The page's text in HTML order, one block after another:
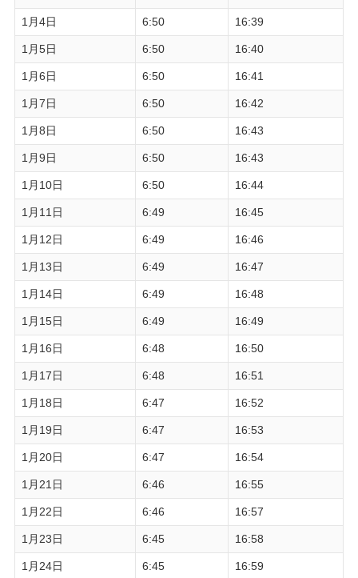
1月4日 6:50 16:39
1月5日 6:50 16:40
1月6日 6:50 16:41
1月7日 6:50 16:42
1月8日 6:50 16:43
1月9日 6:50 16:43
1月10日 6:50 16:44
1月11日 6:49 16:45
1月12日 6:49 16:46
1月13日 6:49 16:47
1月14日 6:49 16:48
1月15日 6:49 16:49
1月16日 6:48 16:50
1月17日 6:48 16:51
1月18日 6:47 16:52
1月19日 6:47 16:53
1月20日 6:47 16:54
1月21日 6:46 16:55
1月22日 6:46 16:57
1月23日 6:45 16:58
1月24日 6:45 16:59